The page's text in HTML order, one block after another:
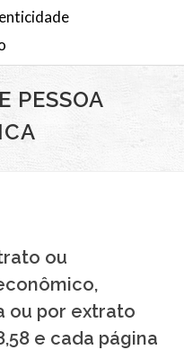
PESSOA
ou
ou por extrato
e cada página